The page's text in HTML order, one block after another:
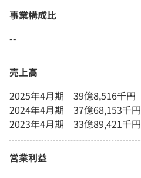
事業構成比
--
売上高
2025年4月期 39億8,516千円
2024年4月期 37億68,153千円
2023年4月期 33億89,421千円
営業利益